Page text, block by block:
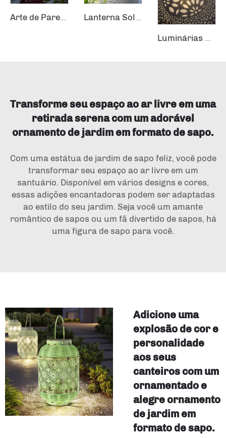
Arte de Parede Borboleta LED Luzes de Jardim Solar Painel Solar Energia a Bateria Corpo de Ferro Aplicação Paisagística Externa Lanterna Solar Moderna LED Bronze Luminárias de Parede Externa Formato Quadrado Luminárias de Parede Externa
Transforme seu espaço ao ar livre em uma
retirada serena com um adorável
ornamento de jardim em formato de sapo.
Com uma estátua de jardim de sapo feliz, você pode
transformar seu espaço ao ar livre em um
santuário. Disponível em vários designs e cores,
essas adições encantadoras podem ser adaptadas
ao estilo do seu jardim. Seja você um amante
romântico de sapos ou um fã divertido de sapos, há
uma figura de sapo para você.
Adicione uma
explosão de cor e
personalidade
aos seus
canteiros com um
ornamentado e
alegre ornamento
de jardim em
formato de sapo.